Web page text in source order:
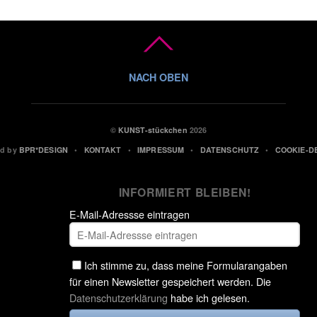
©KUNST-stückchen 2026
by BPR*DESIGN • KONTAKT •IMPRESSUM • DATENSCHUTZ • COOKIE-
INFORMIERT BLEIBEN!
E-Mail-Adressse eintragen
Ich stimme zu, dass meine Formularangaben
für einen Newsletter gespeichert werden. Die
Datenschutzerklärung habe ich gelesen.